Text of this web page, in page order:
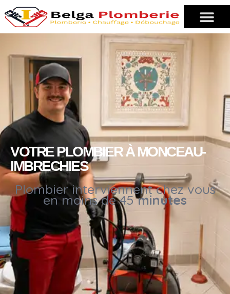
VOTRE PLOMBIER À MONCEAU-
IMBRECHIES
Plombier interviennent chez vous
en moins de 45minutes